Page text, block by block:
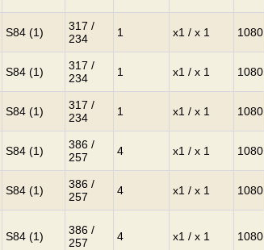
S84 (1)
317 /
234
1 x1 / x 1 1080
S84 (1)
317 /
234
1 x1 / x 1 1080
S84 (1)
317 /
234
1 x1 / x 1 1080
S84 (1)
386 /
257
4 x1 / x 1 1080
S84 (1)
386 /
257
4 x1 / x 1 1080
S84 (1)
386 /
257
4 x1 / x 1 1080